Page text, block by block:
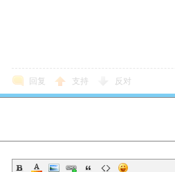
回复 支持 反对